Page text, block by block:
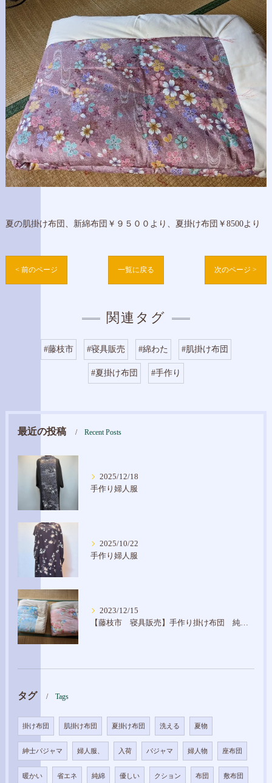
夏の肌掛け布団、新綿布団￥９５００より、夏掛け布団￥8500より
< 前のページ 一覧に戻る 次のページ >
関連タグ
#藤枝市 #寝具販売 #綿わた #肌掛け布団
#夏掛け布団 #手作り
最近の投稿 Recent Posts
2025/12/18
手作り婦人服
2025/10/22
手作り婦人服
2023/12/15
【藤枝市 寝具販売】手作り掛け布団 純綿入り
タグ Tags
掛け布団 肌掛け布団 夏掛け布団 洗える 夏物
紳士パジャマ 婦人服、 入荷 パジャマ 婦人物 座布団
暖かい 省エネ 純綿 優しい クション 布団 敷布団